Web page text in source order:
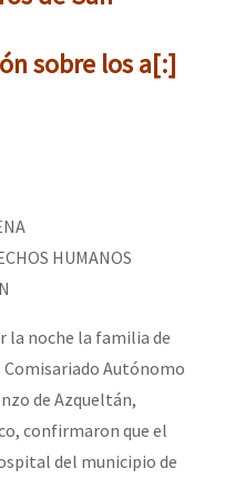
por la libertad de Jesús
no Estado Espanhol
Nossas lutas pela
de Resistencia y
sobre los a[:]
HUMANOS
la noche la familia de
Autónomo
de Azqueltán,
confirmaron que el
del municipio de